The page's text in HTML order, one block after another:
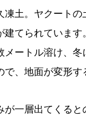
凍土。ヤクートの
てられています。
メートル溶け、冬
、地面が変形す
一層出てくると